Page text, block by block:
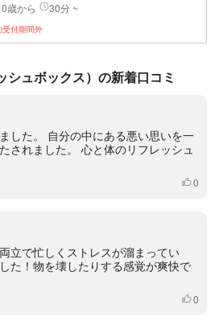
歳から 30分 ~
受付期間外
ュボックス）の新着口コミ
した。 自分の中にある悪い思いを一
されました。 心と体のリフレッシュ
いいね
0
立で忙しくストレスが溜まってい
た！物を壊したりする感覚が爽快で
いいね
0